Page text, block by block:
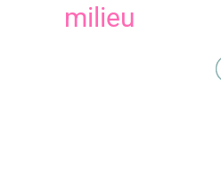
milieu